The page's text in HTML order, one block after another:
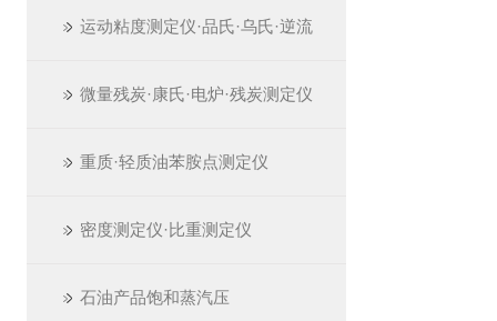
运动粘度测定仪·品氏·乌氏·逆流
微量残炭·康氏·电炉·残炭测定仪
重质·轻质油苯胺点测定仪
密度测定仪·比重测定仪
石油产品饱和蒸汽压